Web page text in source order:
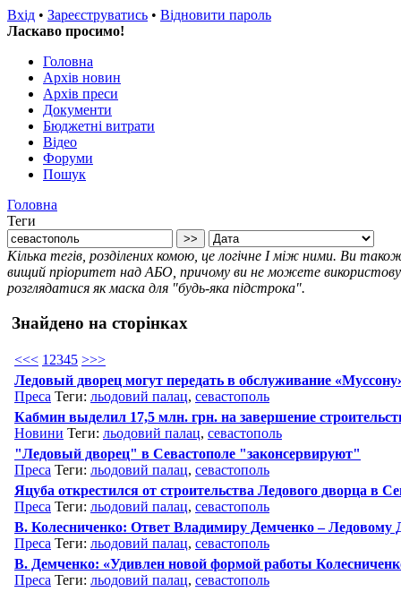
Вхід • Зареєструватись • Відновити пароль
Ласкаво просимо!
Головна
Архів новин
Архів преси
Документи
Бюджетні витрати
Відео
Форуми
Пошук
Головна
Теги
Кілька тегів, розділених комою, це логічне І між ними. Ви
вищий пріоритет над АБО, причому ви не можете
розглядатися як маска для "будь-яка підстрока".
Знайдено на сторінках
<<< 12345 >>>
Ледовый дворец могут передать в обслуживание
Преса Теги: льодовий палац, севастополь
Кабмин выделил 17,5 млн. грн. на завершение
Новини Теги: льодовий палац, севастополь
"Ледовый дворец" в Севастополе "законсервируют"
Преса Теги: льодовий палац, севастополь
Яцуба открестился от строительства Ледового дворца в
Преса Теги: льодовий палац, севастополь
В. Колесниченко: Ответ Владимиру Демченко – Ледовому
Преса Теги: льодовий палац, севастополь
В. Демченко: «Удивлен новой формой работы
Преса Теги: льодовий палац, севастополь